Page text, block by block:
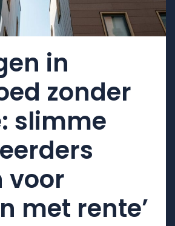
in
zonder
slimme
voor
met rente’